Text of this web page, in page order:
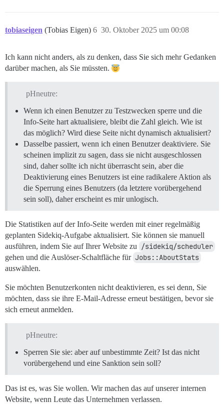
tobiaseigen (Tobias Eigen) 30. Oktober 2025 um 00:08
6
Ich kann nicht anders, als zu denken, dass Sie sich mehr Gedanken
darüber machen, als Sie müssten.
pHneutre:
Wenn ich einen Benutzer zu Testzwecken sperre und die
Info-Seite hart aktualisiere, bleibt die Zahl gleich. Wie ist
das möglich? Wird diese Seite nicht dynamisch aktualisiert?
Dasselbe passiert, wenn ich einen Benutzer deaktiviere. Sie
scheinen implizit zu sagen, dass sie nicht ausgeschlossen
sind, daher sollte ich nicht überrascht sein, aber die
Deaktivierung eines Benutzers ist eine radikalere Aktion als
die Sperrung eines Benutzers (da letztere vorübergehend
sein soll), daher erscheint es mir unlogisch.
Die Statistiken auf der Info-Seite werden mit einer regelmäßig
geplanten Sidekiq-Aufgabe aktualisiert. Sie können sie manuell
ausführen, indem Sie auf Ihrer Website zu
/sidekiq/scheduler
gehen und die Auslöser-Schaltfläche für Jobs::AboutStats
auswählen.
Sie möchten Benutzerkonten nicht deaktivieren, es sei denn, Sie
möchten, dass sie ihre E-Mail-Adresse erneut bestätigen, bevor sie
sich erneut anmelden.
pHneutre:
Sperren Sie sie: aber auf unbestimmte Zeit? Ist das nicht
vorübergehend und eine Sanktion sein soll?
Das ist es, was Sie wollen. Wir machen das auf unserer internen
Website, wenn Leute das Unternehmen verlassen.